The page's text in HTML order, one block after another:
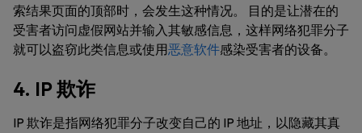
索结果页面的顶部时，会发生这种情况。 目的是让潜在的
受害者访问虚假网站并输入其敏感信息，这样网络犯罪分子
就可以盗窃此类信息或使用恶意软件感染受害者的设备。
4. IP 欺诈
IP 欺诈是指网络犯罪分子改变自己的 IP 地址，以隐藏其真